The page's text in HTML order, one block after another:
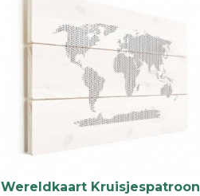
Wereldkaart Kruisjespatroon